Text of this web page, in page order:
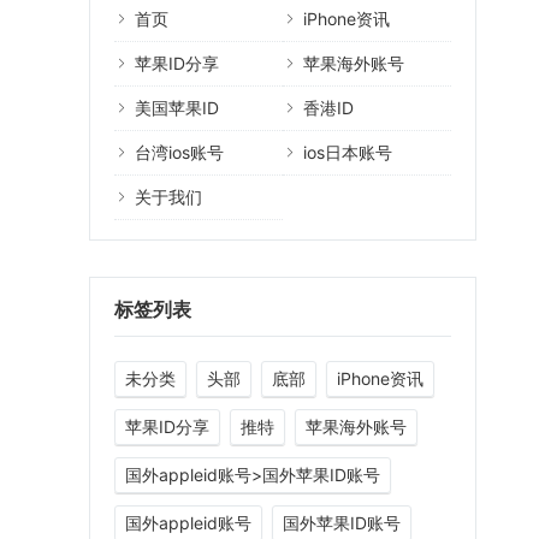
首页 iPhone资讯
苹果ID分享 苹果海外账号
美国苹果ID 香港ID
台湾ios账号 ios日本账号
关于我们
标签列表
未分类 头部 底部 iPhone资讯
苹果ID分享 推特 苹果海外账号
国外appleid账号>国外苹果ID账号
国外appleid账号 国外苹果ID账号